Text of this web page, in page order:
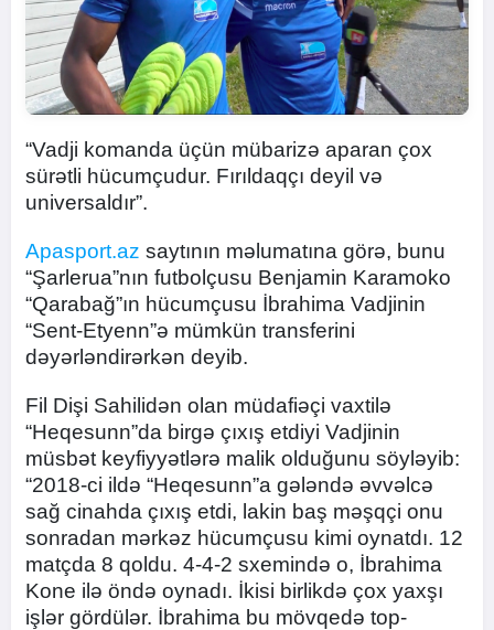
“Vadji komanda üçün mübarizə aparan çox
sürətli hücumçudur. Fırıldaqçı deyil və
universaldır”.
Apasport.az saytının məlumatına görə, bunu
“Şarlerua”nın futbolçusu Benjamin Karamoko
“Qarabağ”ın hücumçusu İbrahima Vadjinin
“Sent-Etyenn”ə mümkün transferini
dəyərləndirərkən deyib.
Fil Dişi Sahilidən olan müdafiəçi vaxtilə
“Heqesunn”da birgə çıxış etdiyi Vadjinin
müsbət keyfiyyətlərə malik olduğunu söyləyib:
“2018-ci ildə “Heqesunn”a gələndə əvvəlcə
sağ cinahda çıxış etdi, lakin baş məşqçi onu
sonradan mərkəz hücumçusu kimi oynatdı. 12
matçda 8 qoldu. 4-4-2 sxemində o, İbrahima
Kone ilə öndə oynadı. İkisi birlikdə çox yaxşı
işlər gördülər. İbrahima bu mövqedə top-